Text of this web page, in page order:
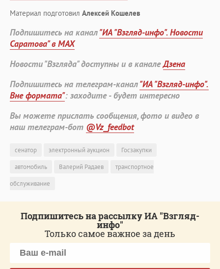
Материал подготовил Алексей Кошелев
Подпишитесь на канал"ИА "Взгляд-инфо". Новости
Саратова" в MAX
Новости "Взгляда" доступны и в каналеДзена
Подпишитесь на телеграм-канал"ИА "Взгляд-инфо".
Вне формата": заходите - будет интересно
Вы можете прислать сообщения, фото и видео в
наш телеграм-бот @Vz_feedbot
сенатор электронный аукцион
Госзакупки
автомобиль
Валерий Радаев
транспортное
обслуживание
Подпишитесь на рассылку ИА "Взгляд-
инфо"
Только самое важное за день